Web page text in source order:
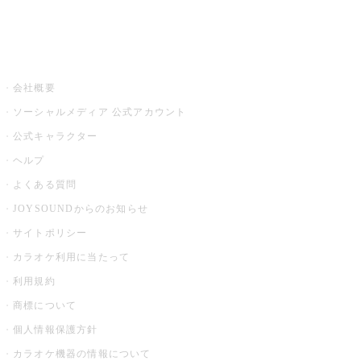
会社概要
ソーシャルメディア 公式アカウント
公式キャラクター
ヘルプ
よくある質問
JOYSOUNDからのお知らせ
サイトポリシー
カラオケ利用に当たって
利用規約
商標について
個人情報保護方針
カラオケ機器の情報について